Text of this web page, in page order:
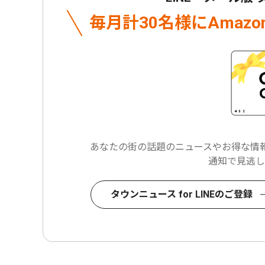
毎月計30名様に
あなたの街の話題のニュースやお得な情
通知で見逃
タウンニュース for LINEのご登録